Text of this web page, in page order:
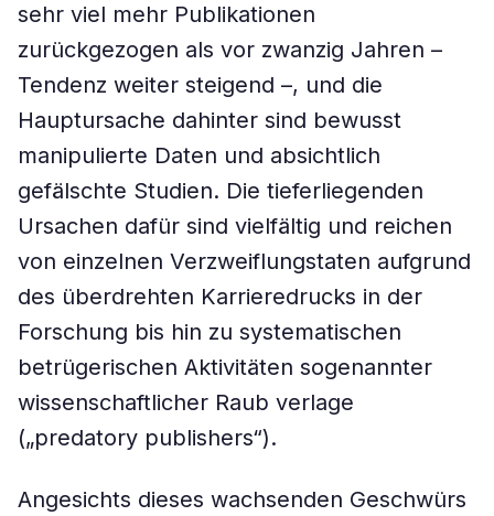
sehr viel mehr Publikationen
zurückgezogen als vor zwanzig Jahren –
Tendenz weiter steigend –, und die
Hauptursache dahinter sind bewusst
manipulierte Daten und absichtlich
gefälschte Studien. Die tieferliegenden
Ursachen dafür sind vielfältig und reichen
von einzelnen Verzweiflungstaten aufgrund
des überdrehten Karrieredrucks in der
Forschung bis hin zu systematischen
betrügerischen Aktivitäten sogenannter
wissenschaftlicher Raub verlage
(„predatory publishers“).
Angesichts dieses wachsenden Geschwürs